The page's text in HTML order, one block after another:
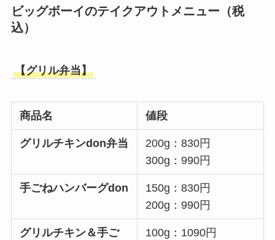
ビッグボーイのテイクアウトメニュー（税
込）
【グリル弁当】
商品名 値段
グリルチキンdon弁当
200g：830円
300g：990円
手ごねハンバーグdon
150g：830円
200g：990円
グリルチキン＆手ご
100g：1090円